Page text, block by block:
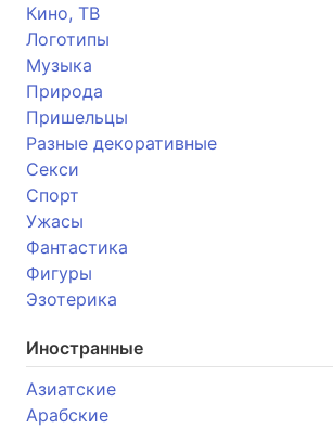
Кино, ТВ
Логотипы
Музыка
Природа
Пришельцы
Разные декоративные
Секси
Спорт
Ужасы
Фантастика
Фигуры
Эзотерика
Иностранные
Азиатские
Арабские